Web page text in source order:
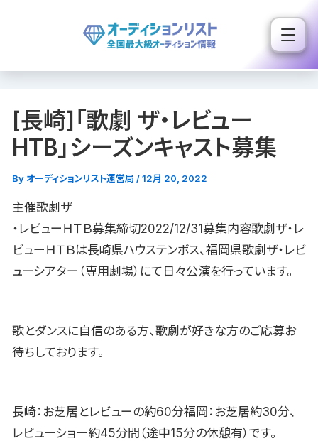
ス
[長崎]「歌劇 ザ・レビュー
HTB」シーズンキャスト募集
By オーディションリスト運営局 /12月 20, 2022
主催歌劇ザ
・レビューＨＴＢ募集締切2022/12/31募集内容歌劇ザ・レ
ビューＨＴＢは長崎県ハウステンボス、福岡県歌劇ザ・レビ
ューシアター（専用劇場）にて日々公演を行っています。
歌とダンスに自信のある方、歌劇が好きな方のご応募お
待ちしております。
長崎：お芝居とレビューの約60分福岡：お芝居約30分、
レビューショー約45分間（途中15分の休憩有）です。